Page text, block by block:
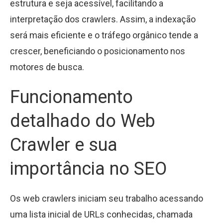
estrutura e seja acessível, facilitando a
interpretação dos crawlers. Assim, a indexação
será mais eficiente e o tráfego orgânico tende a
crescer, beneficiando o posicionamento nos
motores de busca.
Funcionamento
detalhado do Web
Crawler e sua
importância no SEO
Os web crawlers iniciam seu trabalho acessando
uma lista inicial de URLs conhecidas, chamada